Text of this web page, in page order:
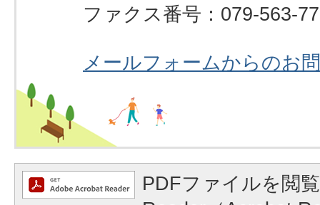
ファクス番号：079-563-
メールフォームからのお
PDFファイルを閲